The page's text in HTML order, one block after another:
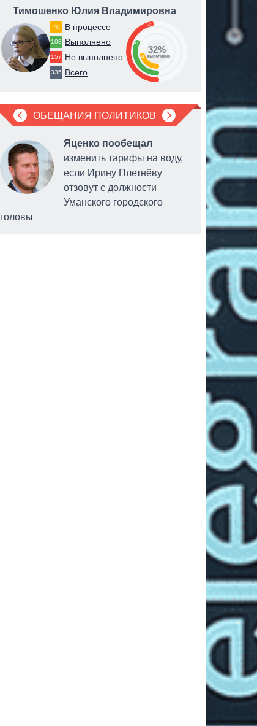
Тимошенко Юлия Владимировна
70 В процессе
108 Выполнено
157 Не выполнено
335 Всего
47
32
21
32%
выполнено
ОБЕЩАНИЯ ПОЛИТИКОВ
Яценко пообещал
изменить тарифы на воду,
если Ирину Плетнёву
отзовут с должности
Уманского городского
головы